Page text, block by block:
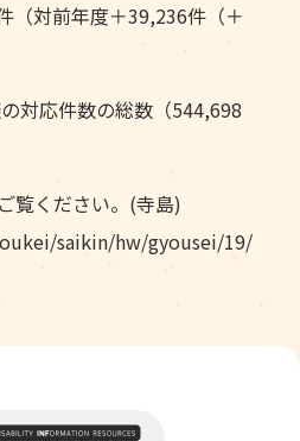
（対前年度＋39,236件（＋
対応件数の総数（544,698
覧ください。(寺島)
saikin/hw/gyousei/19/